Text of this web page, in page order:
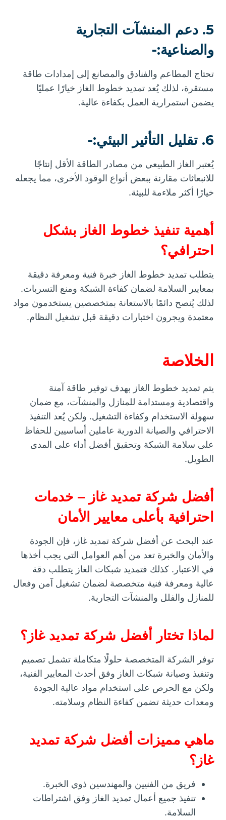
5. دعم المنشآت التجارية
والصناعية:-
تحتاج المطاعم والفنادق والمصانع إلى إمدادات طاقة
مستقرة، لذلك يُعد تمديد خطوط الغاز خيارًا عمليًا
يضمن استمرارية العمل بكفاءة عالية.
6. تقليل التأثير البيئي:-
يُعتبر الغاز الطبيعي من مصادر الطاقة الأقل إنتاجًا
للانبعاثات مقارنة ببعض أنواع الوقود الأخرى، مما يجعله
خيارًا أكثر ملاءمة للبيئة.
أهمية تنفيذ خطوط الغاز بشكل
احترافي؟
يتطلب تمديد خطوط الغاز خبرة فنية ومعرفة دقيقة
بمعايير السلامة لضمان كفاءة الشبكة ومنع التسربات.
لذلك يُنصح دائمًا بالاستعانة بمتخصصين يستخدمون مواد
معتمدة ويجرون اختبارات دقيقة قبل تشغيل النظام.
الخلاصة
يتم تمديد خطوط الغاز بهدف توفير طاقة آمنة
واقتصادية ومستدامة للمنازل والمنشآت، مع ضمان
سهولة الاستخدام وكفاءة التشغيل. ولكن يُعد التنفيذ
الاحترافي والصيانة الدورية عاملين أساسيين للحفاظ
على سلامة الشبكة وتحقيق أفضل أداء على المدى
الطويل.
أفضل شركة تمديد غاز – خدمات
احترافية بأعلى معايير الأمان
عند البحث عن أفضل شركة تمديد غاز، فإن الجودة
والأمان والخبرة تعد من أهم العوامل التي يجب أخذها
في الاعتبار. كذلك فتمديد شبكات الغاز يتطلب دقة
عالية ومعرفة فنية متخصصة لضمان تشغيل آمن وفعال
للمنازل والفلل والمنشآت التجارية.
لماذا تختار أفضل شركة تمديد غاز؟
توفر الشركة المتخصصة حلولًا متكاملة تشمل تصميم
وتنفيذ وصيانة شبكات الغاز وفق أحدث المعايير الفنية،
ولكن مع الحرص على استخدام مواد عالية الجودة
ومعدات حديثة تضمن كفاءة النظام وسلامته.
ماهي مميزات أفضل شركة تمديد
غاز؟
فريق من الفنيين والمهندسين ذوي الخبرة.
تنفيذ جميع أعمال تمديد الغاز وفق اشتراطات
السلامة.